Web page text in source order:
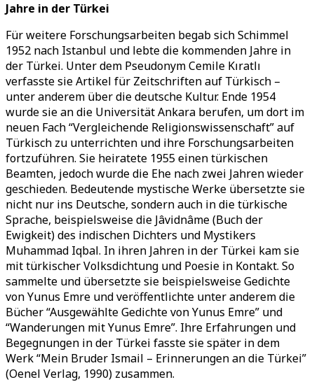
Jahre in der Türkei
Für weitere Forschungsarbeiten begab sich Schimmel
1952 nach Istanbul und lebte die kommenden Jahre in
der Türkei. Unter dem Pseudonym Cemile Kıratlı
verfasste sie Artikel für Zeitschriften auf Türkisch –
unter anderem über die deutsche Kultur. Ende 1954
wurde sie an die Universität Ankara berufen, um dort im
neuen Fach “Vergleichende Religionswissenschaft” auf
Türkisch zu unterrichten und ihre Forschungsarbeiten
fortzuführen. Sie heiratete 1955 einen türkischen
Beamten, jedoch wurde die Ehe nach zwei Jahren wieder
geschieden. Bedeutende mystische Werke übersetzte sie
nicht nur ins Deutsche, sondern auch in die türkische
Sprache, beispielsweise die Jâvidnâme (Buch der
Ewigkeit) des indischen Dichters und Mystikers
Muhammad Iqbal. In ihren Jahren in der Türkei kam sie
mit türkischer Volksdichtung und Poesie in Kontakt. So
sammelte und übersetzte sie beispielsweise Gedichte
von Yunus Emre und veröffentlichte unter anderem die
Bücher “Ausgewählte Gedichte von Yunus Emre” und
“Wanderungen mit Yunus Emre”. Ihre Erfahrungen und
Begegnungen in der Türkei fasste sie später in dem
Werk “Mein Bruder Ismail – Erinnerungen an die Türkei”
(Oenel Verlag, 1990) zusammen.